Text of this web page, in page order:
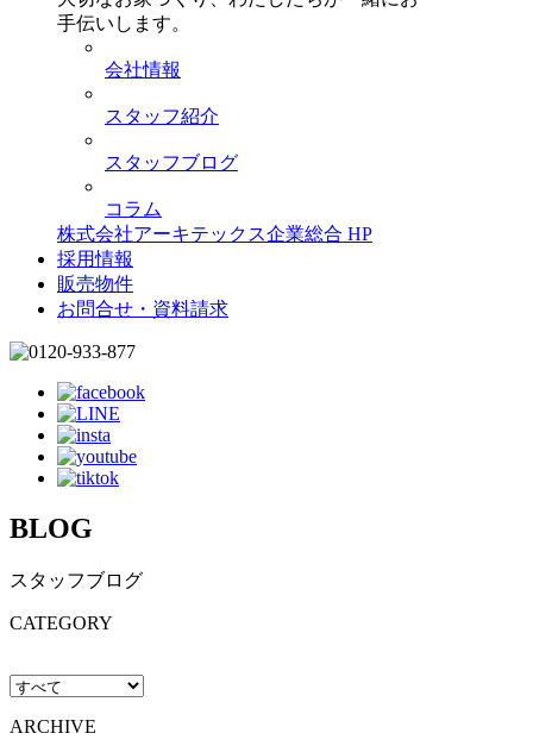
手伝いします。
会社情報
スタッフ紹介
スタッフブログ
コラム
株式会社アーキテックス企業総合 HP
採用情報
販売物件
お問合せ・資料請求
BLOG
スタッフブログ
CATEGORY
ARCHIVE